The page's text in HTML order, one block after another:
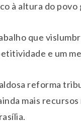
à altura do povo
que
e um
reforma
mais